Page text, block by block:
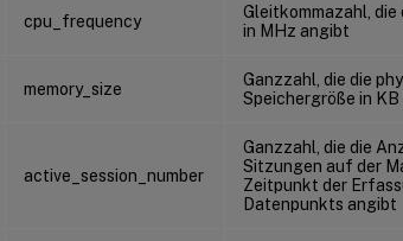
cpu_frequency
Gleitkommazahl, die
in MHz angibt
memory_size
Ganzzahl, die die
Speichergröße in
active_session_number
Ganzzahl, die die
Sitzungen auf der
Zeitpunkt der
Datenpunkts angibt